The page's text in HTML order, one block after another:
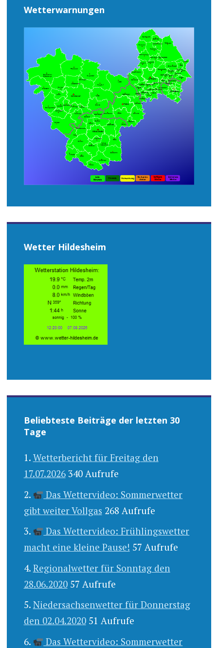
Wetterwarnungen
Wetter Hildesheim
Beliebteste Beiträge der letzten 30
Tage
Wetterbericht für Freitag den
17.07.2026 340 Aufrufe
Das Wettervideo: Sommerwetter
gibt weiter Vollgas 268 Aufrufe
Das Wettervideo: Frühlingswetter
macht eine kleine Pause! 57 Aufrufe
Regionalwetter für Sonntag den
28.06.2020 57 Aufrufe
Niedersachsenwetter für Donnerstag
den 02.04.2020 51 Aufrufe
Das Wettervideo: Sommerwetter